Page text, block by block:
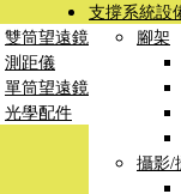
雙筒望遠鏡
測距儀
單筒望遠鏡
光學配件
支撐系統設
腳架
攝影/